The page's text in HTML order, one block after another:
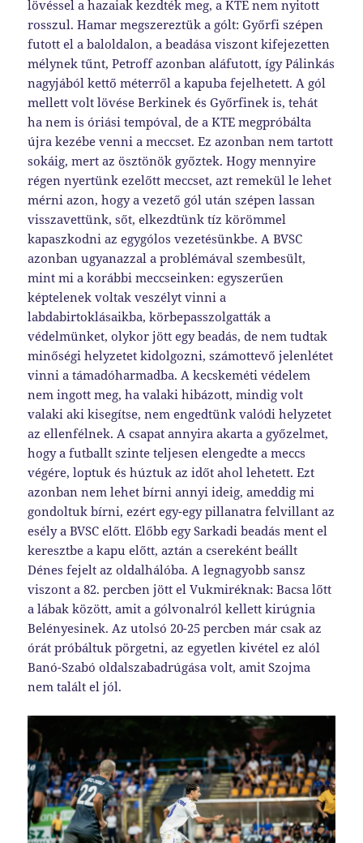
lövéssel a hazaiak kezdték meg, a KTE nem nyitott
rosszul. Hamar megszereztük a gólt: Győrfi szépen
futott el a baloldalon, a beadása viszont kifejezetten
mélynek tűnt, Petroff azonban aláfutott, így Pálinkás
nagyjából kettő méterről a kapuba fejelhetett. A gól
mellett volt lövése Berkinek és Győrfinek is, tehát
ha nem is óriási tempóval, de a KTE megpróbálta
újra kezébe venni a meccset. Ez azonban nem tartott
sokáig, mert az ösztönök győztek. Hogy mennyire
régen nyertünk ezelőtt meccset, azt remekül le lehet
mérni azon, hogy a vezető gól után szépen lassan
visszavettünk, sőt, elkezdtünk tíz körömmel
kapaszkodni az egygólos vezetésünkbe. A BVSC
azonban ugyanazzal a problémával szembesült,
mint mi a korábbi meccseinken: egyszerűen
képtelenek voltak veszélyt vinni a
labdabirtoklásaikba, körbepasszolgatták a
védelmünket, olykor jött egy beadás, de nem tudtak
minőségi helyzetet kidolgozni, számottevő jelenlétet
vinni a támadóharmadba. A kecskeméti védelem
nem ingott meg, ha valaki hibázott, mindig volt
valaki aki kisegítse, nem engedtünk valódi helyzetet
az ellenfélnek. A csapat annyira akarta a győzelmet,
hogy a futballt szinte teljesen elengedte a meccs
végére, loptuk és húztuk az időt ahol lehetett. Ezt
azonban nem lehet bírni annyi ideig, ameddig mi
gondoltuk bírni, ezért egy-egy pillanatra felvillant az
esély a BVSC előtt. Előbb egy Sarkadi beadás ment el
keresztbe a kapu előtt, aztán a csereként beállt
Dénes fejelt az oldalhálóba. A legnagyobb sansz
viszont a 82. percben jött el Vukmiréknak: Bacsa lőtt
a lábak között, amit a gólvonalról kellett kirúgnia
Belényesinek. Az utolsó 20-25 percben már csak az
órát próbáltuk pörgetni, az egyetlen kivétel ez alól
Banó-Szabó oldalszabadrúgása volt, amit Szojma
nem talált el jól.